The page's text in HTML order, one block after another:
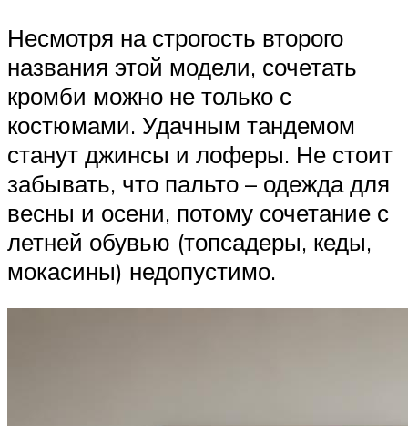
Несмотря на строгость второго
названия этой модели, сочетать
кромби можно не только с
костюмами. Удачным тандемом
станут джинсы и лоферы. Не стоит
забывать, что пальто – одежда для
весны и осени, потому сочетание с
летней обувью (топсадеры, кеды,
мокасины) недопустимо.